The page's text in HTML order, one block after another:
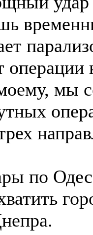
мы
по